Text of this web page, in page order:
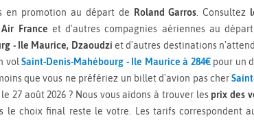
en promotion au départ de Roland Garros . Consultez
France et d'autres compagnies aériennes au
- Ile Maurice, Dzaoudzi et d'autres destinations
vol Saint-Denis-Mahébourg - Ile Maurice à 284€pour un
moins que vous ne préfériez un billet d'avion pas cher
27 août 2026 ? Nous vous aidons à trouver les prix des
le choix final reste le votre. Les tarifs correspondent